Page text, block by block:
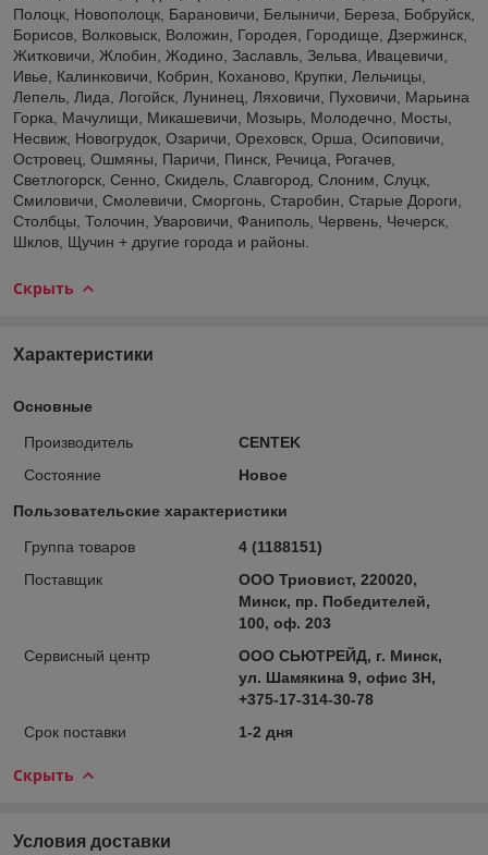
Полоцк, Новополоцк, Барановичи, Белыничи, Береза, Бобруйск,
Борисов, Волковыск, Воложин, Городея, Городище, Дзержинск,
Житковичи, Жлобин, Жодино, Заславль, Зельва, Ивацевичи,
Ивье, Калинковичи, Кобрин, Коханово, Крупки, Лельчицы,
Лепель, Лида, Логойск, Лунинец, Ляховичи, Пуховичи, Марьина
Горка, Мачулищи, Микашевичи, Мозырь, Молодечно, Мосты,
Несвиж, Новогрудок, Озаричи, Ореховск, Орша, Осиповичи,
Островец, Ошмяны, Паричи, Пинск, Речица, Рогачев,
Светлогорск, Сенно, Скидель, Славгород, Слоним, Слуцк,
Смиловичи, Смолевичи, Сморгонь, Старобин, Старые Дороги,
Столбцы, Толочин, Уваровичи, Фаниполь, Червень, Чечерск,
Шклов, Щучин + другие города и районы.
Скрыть
Характеристики
Основные
Производитель
CENTEK
Состояние
Новое
Пользовательские характеристики
Группа товаров
4 (1188151)
Поставщик
ООО Триовист, 220020,
Минск, пр. Победителей,
100, оф. 203
Сервисный центр
ООО СЬЮТРЕЙД, г. Минск,
ул. Шамякина 9, офис 3Н,
+375-17-314-30-78
Срок поставки
1-2 дня
Скрыть
Условия доставки